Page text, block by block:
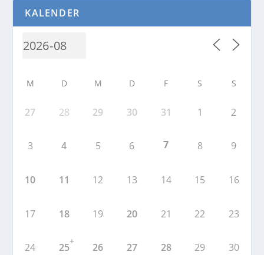
KALENDER
M D M D F S S
27 28 29 30 31 1 2
3 4 5 6 7 8 9
10 11 12 13 14 15 16
17 18 19 20 21 22 23
24 25
+
26 27 28 29 30